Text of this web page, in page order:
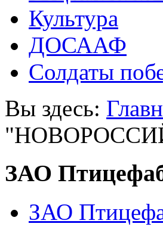
Культура
ДОСААФ
Солдаты
Вы здесь:
ЗАО
ЗАО